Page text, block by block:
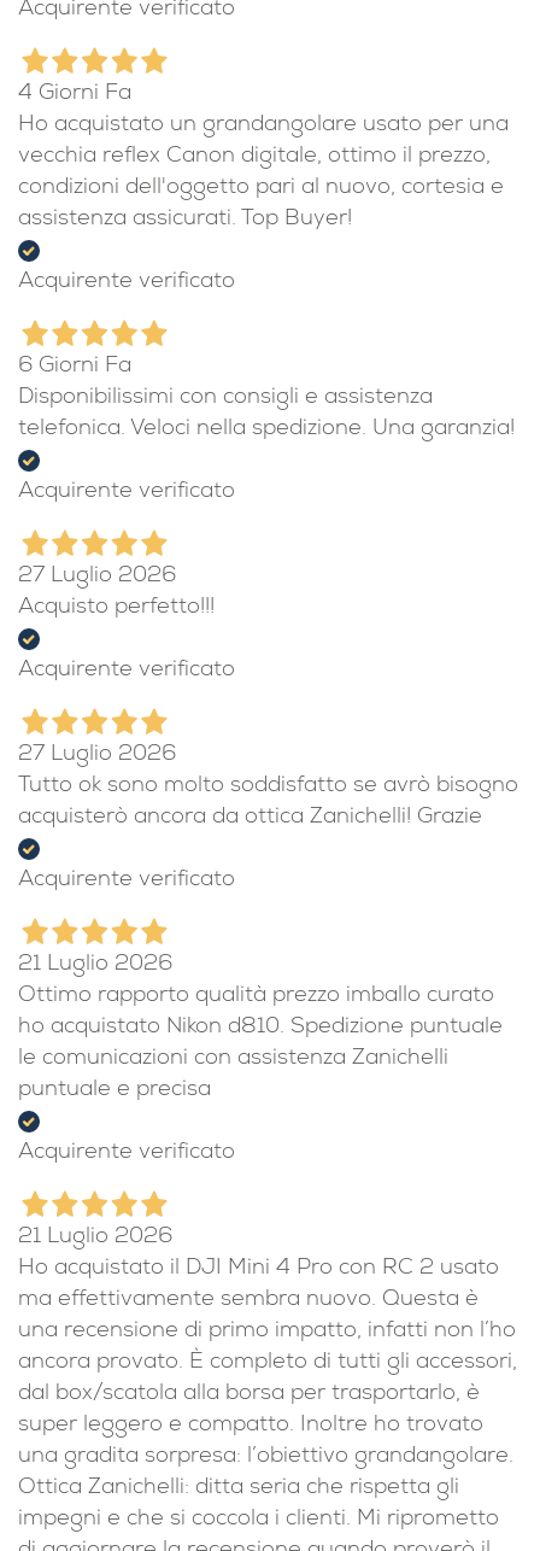
Acquirente verificato
4 Giorni Fa
Ho acquistato un grandangolare usato per una
vecchia reflex Canon digitale, ottimo il prezzo,
condizioni dell'oggetto pari al nuovo, cortesia e
assistenza assicurati. Top Buyer!
Acquirente verificato
6 Giorni Fa
Disponibilissimi con consigli e assistenza
telefonica. Veloci nella spedizione. Una garanzia!
Acquirente verificato
27 Luglio 2026
Acquisto perfetto!!!
Acquirente verificato
27 Luglio 2026
Tutto ok sono molto soddisfatto se avrò bisogno
acquisterò ancora da ottica Zanichelli! Grazie
Acquirente verificato
21 Luglio 2026
Ottimo rapporto qualità prezzo imballo curato
ho acquistato Nikon d810. Spedizione puntuale
le comunicazioni con assistenza Zanichelli
puntuale e precisa
Acquirente verificato
21 Luglio 2026
Ho acquistato il DJI Mini 4 Pro con RC 2 usato
ma effettivamente sembra nuovo. Questa è
una recensione di primo impatto, infatti non l’ho
ancora provato. È completo di tutti gli accessori,
dal box/scatola alla borsa per trasportarlo, è
super leggero e compatto. Inoltre ho trovato
una gradita sorpresa: l’obiettivo grandangolare.
Ottica Zanichelli: ditta seria che rispetta gli
impegni e che si coccola i clienti. Mi riprometto